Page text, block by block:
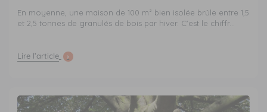
En moyenne, une maison de 100 m² bien isolée brûle entre 1,5
et 2,5 tonnes de granulés de bois par hiver. C'est le chiffr...
Lire l’article